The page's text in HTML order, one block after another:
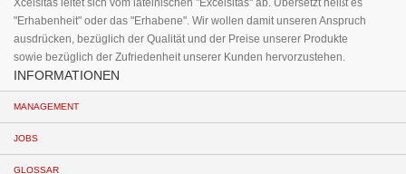
Xcelsitas leitet sich vom lateinischen "Excelsitas" ab. Übersetzt heißt es
"Erhabenheit" oder das "Erhabene". Wir wollen damit unseren Anspruch
ausdrücken, bezüglich der Qualität und der Preise unserer Produkte
sowie bezüglich der Zufriedenheit unserer Kunden hervorzustehen.
INFORMATIONEN
MANAGEMENT
JOBS
GLOSSAR